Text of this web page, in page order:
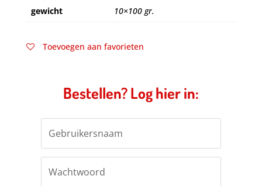
gewicht 10×100 gr.
Toevoegen aan favorieten
Bestellen? Log hier in: